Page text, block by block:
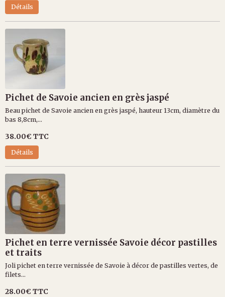
Détails
Pichet de Savoie ancien en grès jaspé
Beau pichet de Savoie ancien en grès jaspé, hauteur 13cm, diamètre du
bas 8,8cm,...
38.00€ TTC
Détails
Pichet en terre vernissée Savoie décor pastilles
et traits
Joli pichet en terre vernissée de Savoie à décor de pastilles vertes, de
filets...
28.00€ TTC